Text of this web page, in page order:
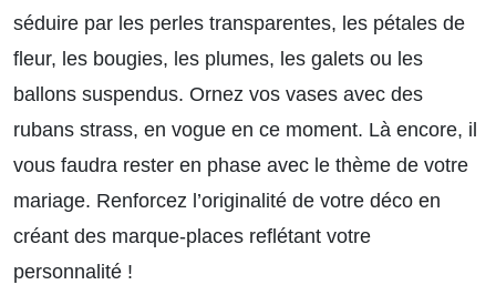
séduire par les perles transparentes, les pétales de
fleur, les bougies, les plumes, les galets ou les
ballons suspendus. Ornez vos vases avec des
rubans strass, en vogue en ce moment. Là encore, il
vous faudra rester en phase avec le thème de votre
mariage. Renforcez l’originalité de votre déco en
créant des marque-places reflétant votre
personnalité !